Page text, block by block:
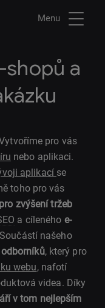
Menu
a
pro vás
nebo aplikaci.
aplikací se
toho pro vás
pro zvýšení tržeb
a cíleného e-
našeho
, který pro
webu, nafotí
videa. Díky
v tom nejlepším